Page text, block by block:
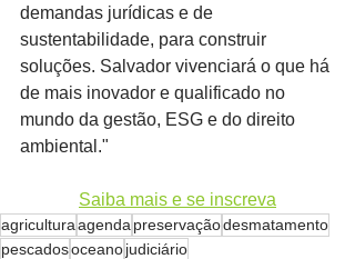
demandas jurídicas e de
sustentabilidade, para construir
soluções. Salvador vivenciará o que há
de mais inovador e qualificado no
mundo da gestão, ESG e do direito
ambiental."
Saiba mais e se inscreva
agriculturaagenda preservaçãodesmatamento
pescadosoceanojudiciário